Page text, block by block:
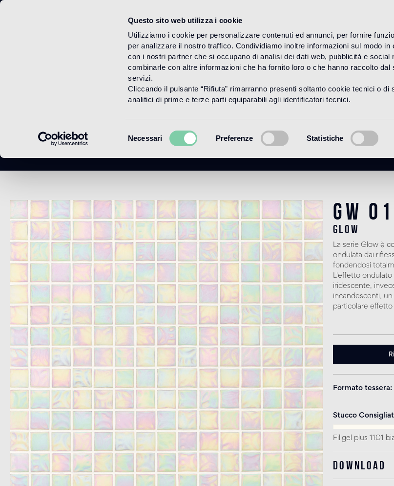
Questo sito web utilizza i cookie
Utilizziamo i cookie per personalizzare contenuti ed annunci, per fornire
per analizzare il nostro traffico. Condividiamo inoltre informazioni sul modo
con i nostri partner che si occupano di analisi dei dati web, pubblicità e social
combinarle con altre informazioni che ha fornito loro o che hanno raccolto dal
servizi.
Cliccando il pulsante “Rifiuta” rimarranno presenti soltanto cookie tecnici o di
analitici di prime e terze parti equiparabili agli identificatori tecnici.
del
Necessari Preferenze Statistiche
HOME PRODOTTI MOSAICO TINTE
GW 01
GW 01
glow
La serie Glow è
ondulata dai
fondendosi
L'effetto
iridescente,
incandescenti,
particolare
Formato tessera
Stucco
Fillgel plus 1101
Download